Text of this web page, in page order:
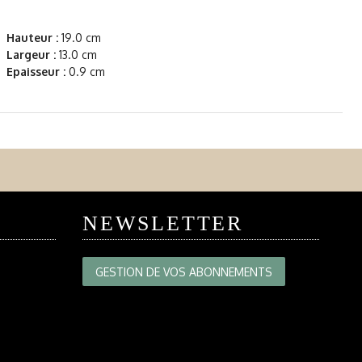
Hauteur : 19.0 cm
Largeur : 13.0 cm
Epaisseur : 0.9 cm
NEWSLETTER
GESTION DE VOS ABONNEMENTS